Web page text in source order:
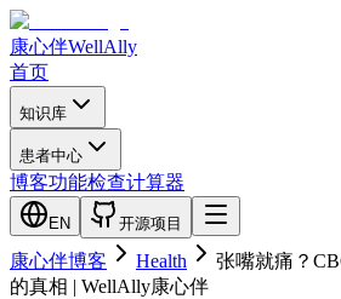
康心伴WellAlly
首页
知识库
患者中心
博客功能检查计算器
EN 开源项目
康心伴博客 Health
张嘴就痛？
的真相 | WellAlly康心伴